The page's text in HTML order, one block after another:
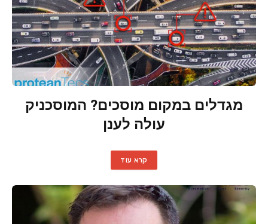
מגדלים במקום מוסכים? המוסכניק
עולה לענן
קרא עוד